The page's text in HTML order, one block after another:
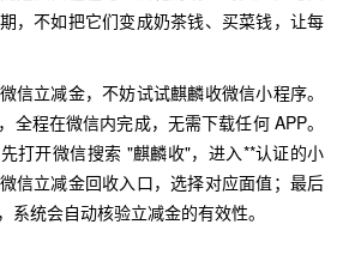
，不如把它们变成奶茶钱、买菜钱，让每
信立减金，不妨试试麒麟收微信小程序。
全程在微信内完成，无需下载任何 APP。
打开微信搜索 "麒麟收"，进入**认证的小
信立减金回收入口，选择对应面值；最后
系统会自动核验立减金的有效性。